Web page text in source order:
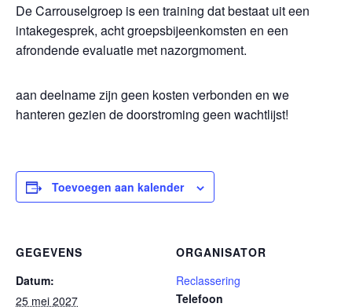
De Carrouselgroep is een training dat bestaat uit een
intakegesprek, acht groepsbijeenkomsten en een
afrondende evaluatie met nazorgmoment.
aan deelname zijn geen kosten verbonden en we
hanteren gezien de doorstroming geen wachtlijst!
Toevoegen aan kalender
GEGEVENS
Datum:
25 mei 2027
ORGANISATOR
Reclassering
Telefoon